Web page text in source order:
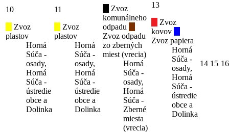
10
Zvoz
plastov
Horná
Súča -
osady,
Horná
Súča -
ústredie
obce a
Dolinka
11
Zvoz
plastov
Horná
Súča -
osady,
Horná
Súča -
ústredie
obce a
Dolinka
Zvoz
komunálneho
odpadu
Zvoz odpadu
zo zberných
miest (vrecia)
Horná
Súča -
osady,
Horná
Súča -
Zberné
miesta
(vrecia)
13
Zvoz
kovov
Zvoz papiera
Horná
Súča -
osady,
Horná
Súča -
ústredie
obce a
Dolinka
14 15 16